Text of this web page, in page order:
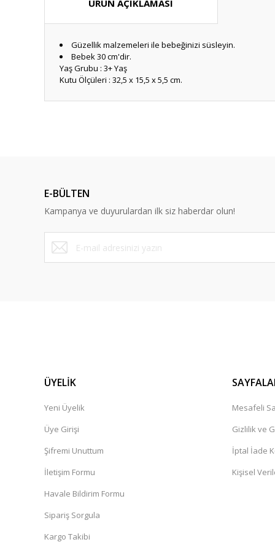
ÜRÜN AÇIKLAMASI
Güzellik malzemeleri ile bebeğinizi süsleyin.
Bebek 30 cm'dir.
Yaş Grubu : 3+ Yaş
Kutu Ölçüleri : 32,5 x 15,5 x 5,5 cm.
Ürün bilgilerinde hatalar bulunuyor.
Ürün fiyatı diğer sitelerden daha pahalı.
Bu ürüne benzer farklı alternatifler olmalı.
E-BÜLTEN
Kampanya ve duyurulardan ilk siz haberdar olun!
ÜYELİK
Yeni Üyelik
Üye Girişi
Şifremi Unuttum
İletişim Formu
Havale Bildirim Formu
Sipariş Sorgula
Kargo Takibi
Mesafeli
Gizlilik ve
İptal İade
Kişisel